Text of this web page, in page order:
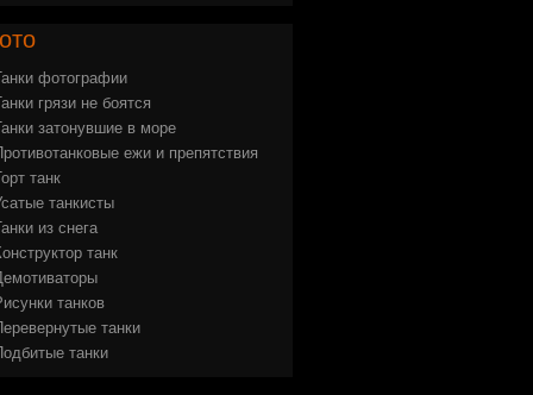
фотографии
грязи не боятся
затонувшие в море
ежи и препятствия
танк
танкисты
из снега
танк
танков
танки
танки